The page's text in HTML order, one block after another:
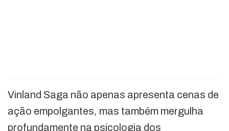
Vinland Saga não apenas apresenta cenas de
ação empolgantes, mas também mergulha
profundamente na psicologia dos